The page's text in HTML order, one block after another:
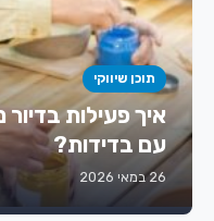
תוכן שיווקי
איך פעילות
עם בדידות?
26 במאי 2026